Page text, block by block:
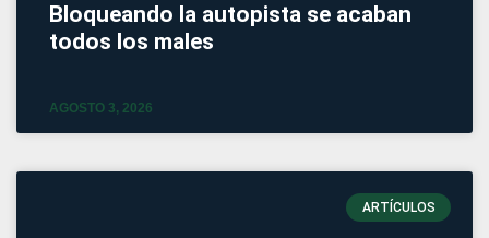
Bloqueando la autopista se acaban
todos los males
AGOSTO 3, 2026
ARTÍCULOS